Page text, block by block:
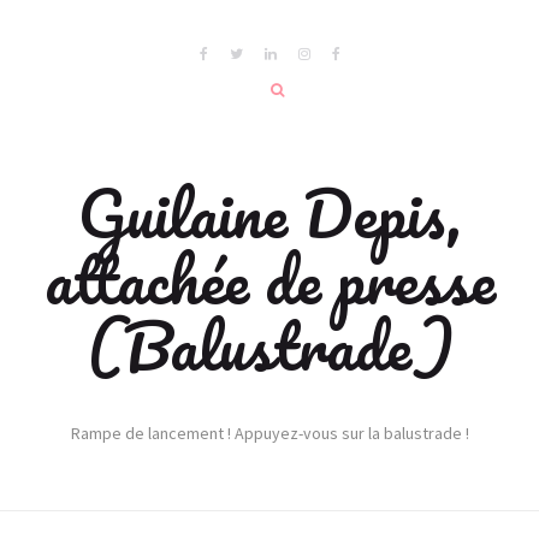
Guilaine Depis,
attachée de presse
(Balustrade)
Rampe de lancement ! Appuyez-vous sur la balustrade !